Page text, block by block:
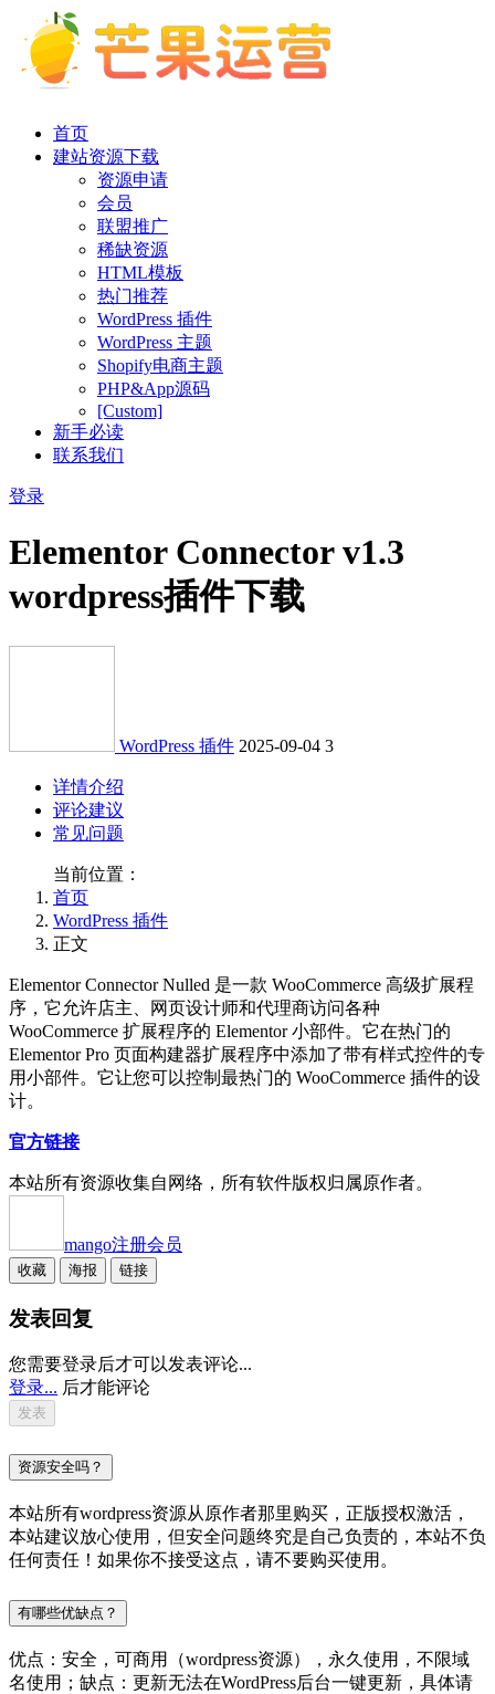
首页
建站资源下载
资源申请
会员
联盟推广
稀缺资源
HTML模板
热门推荐
WordPress 插件
WordPress 主题
Shopify电商主题
PHP&App源码
[Custom]
新手必读
联系我们
登录
Elementor Connector v1.3
wordpress插件下载
WordPress 插件 2025-09-04 3
详情介绍
评论建议
常见问题
当前位置：
首页
WordPress 插件
正文
Elementor Connector Nulled 是一款 WooCommerce 高级扩展程
序，它允许店主、网页设计师和代理商访问各种
WooCommerce 扩展程序的 Elementor 小部件。它在热门的
Elementor Pro 页面构建器扩展程序中添加了带有样式控件的专
用小部件。它让您可以控制最热门的 WooCommerce 插件的设
计。
官方链接
本站所有资源收集自网络，所有软件版权归属原作者。
mango注册会员
收藏 海报 链接
发表回复
您需要登录后才可以发表评论...
登录... 后才能评论
资源安全吗？
本站所有wordpress资源从原作者那里购买，正版授权激活，
本站建议放心使用，但安全问题终究是自己负责的，本站不负
任何责任！如果你不接受这点，请不要购买使用。
有哪些优缺点？
优点：安全，可商用（wordpress资源），永久使用，不限域
名使用；缺点：更新无法在WordPress后台一键更新，具体请